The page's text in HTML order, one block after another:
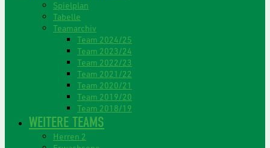
Spielplan
Tabelle
Teamarchiv
Team 2024/25
Team 2023/24
Team 2022/23
Team 2021/22
Team 2020/21
Team 2019/20
Team 2018/19
WEITERE TEAMS
Herren 2